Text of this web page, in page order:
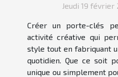
Jeudi 19 février
Créer un porte-clés
activité créative qui
style tout en fabriquant
quotidien. Que ce soit
unique ou simplement